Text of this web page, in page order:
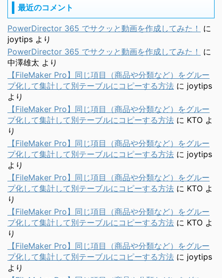
最近のコメント
PowerDirector 365 でサクッと動画を作成してみた！
に
joytips より
PowerDirector 365 でサクッと動画を作成してみた！
に
中澤雄太 より
【FileMaker Pro】同じ項目（商品や分類など）をグルー
プ化して集計して別テーブルにコピーする方法 に joytips
より
【FileMaker Pro】同じ項目（商品や分類など）をグルー
プ化して集計して別テーブルにコピーする方法 に KTO よ
り
【FileMaker Pro】同じ項目（商品や分類など）をグルー
プ化して集計して別テーブルにコピーする方法 に joytips
より
【FileMaker Pro】同じ項目（商品や分類など）をグルー
プ化して集計して別テーブルにコピーする方法 に KTO よ
り
【FileMaker Pro】同じ項目（商品や分類など）をグルー
プ化して集計して別テーブルにコピーする方法 に KTO よ
り
【FileMaker Pro】同じ項目（商品や分類など）をグルー
プ化して集計して別テーブルにコピーする方法 に joytips
より